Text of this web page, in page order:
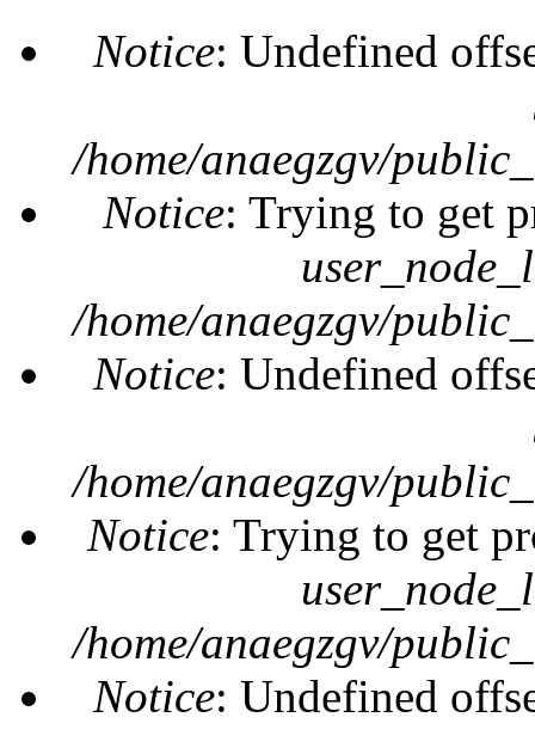
Notice: Undefined
/home/anaegzgv/
Notice: Trying to get
/home/anaegzgv/
Notice: Undefined
/home/anaegzgv/
Notice: Trying to get
/home/anaegzgv/
Notice: Undefined